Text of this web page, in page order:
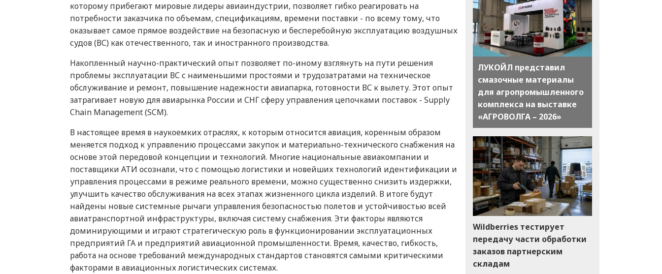
которому прибегают мировые лидеры авиаиндустрии, позволяет гибко реагировать на
потребности заказчика по объемам, спецификациям, времени поставки - по всему тому, что
оказывает самое прямое воздействие на безопасную и бесперебойную эксплуатацию воздушных
судов (ВС) как отечественного, так и иностранного производства.
Накопленный научно-практический опыт позволяет по-иному взглянуть на пути решения
проблемы эксплуатации ВС с наименьшими простоями и трудозатратами на техническое
обслуживание и ремонт, повышение надежности авиапарка, готовности ВС к вылету. Этот опыт
затрагивает новую для авиарынка России и СНГ сферу управления цепочками поставок - Supply
Chain Management (SCM).
В настоящее время в наукоемких отраслях, к которым относится авиация, коренным образом
меняется подход к управлению процессами закупок и материально-технического снабжения на
основе этой передовой концепции и технологий. Многие национальные авиакомпании и
поставщики АТИ осознали, что с помощью логистики и новейших технологий идентификации и
управления процессами в режиме реального времени, можно существенно снизить издержки,
улучшить качество обслуживания на всех этапах жизненного цикла изделий. В итоге будут
найдены новые системные рычаги управления безопасностью полетов и устойчивостью всей
авиатранспортной инфраструктуры, включая систему снабжения. Эти факторы являются
доминирующими и играют стратегическую роль в функционировании эксплуатационных
предприятий ГА и предприятий авиационной промышленности. Время, качество, гибкость,
работа на основе требований международных стандартов становятся самыми критическими
факторами в авиационных логистических системах.
ЛУКОЙЛ представил
смазочные материалы
для агропромышленного
комплекса на выставке
«АГРОВОЛГА – 2026»
Wildberries тестирует
передачу части обработки
заказов партнерским
складам